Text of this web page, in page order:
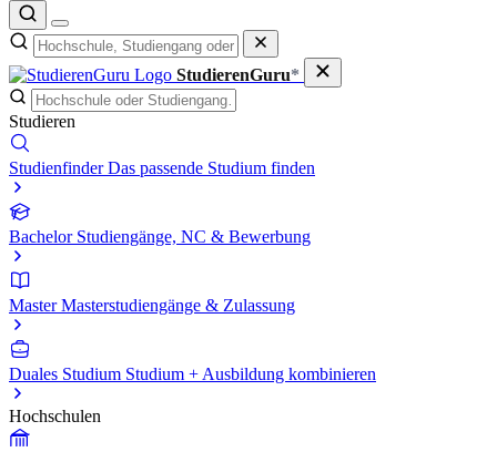
StudierenGuru*
Studieren
Studienfinder Das passende Studium finden
Bachelor Studiengänge, NC & Bewerbung
Master Masterstudiengänge & Zulassung
Duales Studium Studium + Ausbildung kombinieren
Hochschulen